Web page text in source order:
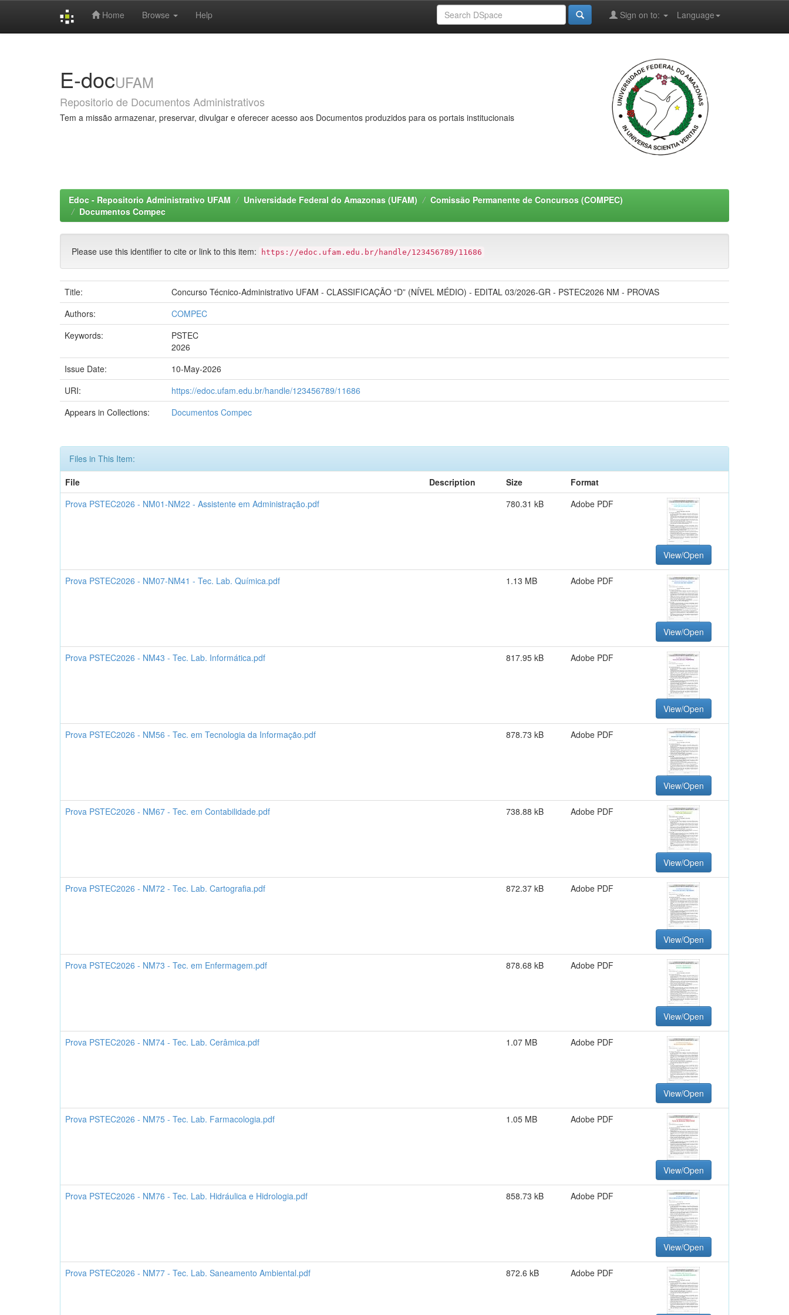
Home Browse Help Language
Sign on to:
E-docUFAM
Repositorio de Documentos Administrativos
Tem a missão armazenar, preservar, divulgar e oferecer acesso aos Documentos produzidos para os portais institucionais
Edoc - Repositorio Administrativo UFAM Universidade Federal do Amazonas (UFAM)
Comissão Permanente de Concursos (COMPEC)
Documentos Compec
Please use this identifier to cite or link to this item: https://edoc.ufam.edu.br/handle/123456789/11686
Title:
Concurso Técnico-Administrativo UFAM - CLASSIFICAÇÃO “D” (NÍVEL MÉDIO) - EDITAL 03/2026-GR - PSTEC2026 NM - PROVAS
Authors:
COMPEC
Keywords:
PSTEC
2026
Issue Date:
10-May-2026
URI:
https://edoc.ufam.edu.br/handle/123456789/11686
Appears in Collections:
Documentos Compec
Files in This Item:
File
Description Size
Format
Prova PSTEC2026 - NM01-NM22 - Assistente em Administração.pdf
780.31 kB Adobe PDF
View/Open
Prova PSTEC2026 - NM07-NM41 - Tec. Lab. Química.pdf 1.13 MB Adobe PDF
View/Open
Prova PSTEC2026 - NM43 - Tec. Lab. Informática.pdf 817.95 kB Adobe PDF
View/Open
Prova PSTEC2026 - NM56 - Tec. em Tecnologia da Informação.pdf 878.73 kB Adobe PDF
View/Open
Prova PSTEC2026 - NM67 - Tec. em Contabilidade.pdf 738.88 kB Adobe PDF
View/Open
Prova PSTEC2026 - NM72 - Tec. Lab. Cartografia.pdf 872.37 kB Adobe PDF
View/Open
Prova PSTEC2026 - NM73 - Tec. em Enfermagem.pdf 878.68 kB Adobe PDF
View/Open
Prova PSTEC2026 - NM74 - Tec. Lab. Cerâmica.pdf 1.07 MB Adobe PDF
View/Open
Prova PSTEC2026 - NM75 - Tec. Lab. Farmacologia.pdf 1.05 MB Adobe PDF
View/Open
Prova PSTEC2026 - NM76 - Tec. Lab. Hidráulica e Hidrologia.pdf 858.73 kB Adobe PDF
View/Open
Prova PSTEC2026 - NM77 - Tec. Lab. Saneamento Ambiental.pdf 872.6 kB Adobe PDF